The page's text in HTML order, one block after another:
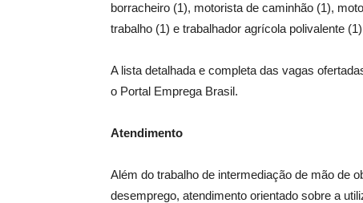
borracheiro (1), motorista de caminhão (1),
trabalho (1) e trabalhador agrícola polivalente
A lista detalhada e completa das vagas
o Portal Emprega Brasil.
Atendimento
Além do trabalho de intermediação de mão de
desemprego, atendimento orientado sobre a